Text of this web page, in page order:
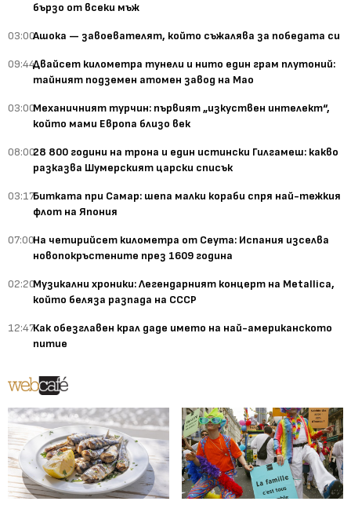
бързо от всеки мъж
03:00Ашока — завоевателят, който съжалява за победата си
09:44Двайсет километра тунели и нито един грам плутоний:
тайният подземен атомен завод на Мао
03:00Механичният турчин: първият „изкуствен интелект“,
който мами Европа близо век
08:0028 800 години на трона и един истински Гилгамеш: какво
разказва Шумерският царски списък
03:17Битката при Самар: шепа малки кораби спря най-тежкия
флот на Япония
07:00На четирийсет километра от Сеута: Испания изселва
новопокръстените през 1609 година
02:20Музикални хроники: Легендарният концерт на Metallica,
който беляза разпада на СССР
12:47Как обезглавен крал даде името на най-американското
питие